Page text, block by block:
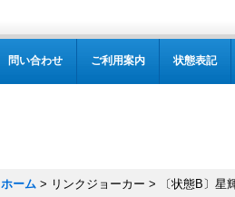
問い合わせ ご利用案内 状態表記
ホーム > リンクジョーカー > 〔状態B〕